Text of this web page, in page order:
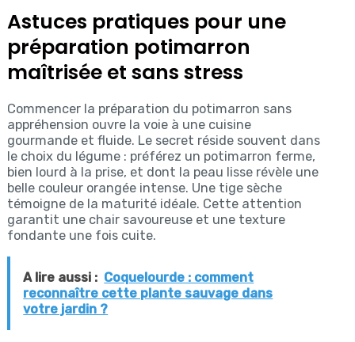
Astuces pratiques pour une
préparation potimarron
maîtrisée et sans stress
Commencer la préparation du potimarron sans
appréhension ouvre la voie à une cuisine
gourmande et fluide. Le secret réside souvent dans
le choix du légume : préférez un potimarron ferme,
bien lourd à la prise, et dont la peau lisse révèle une
belle couleur orangée intense. Une tige sèche
témoigne de la maturité idéale. Cette attention
garantit une chair savoureuse et une texture
fondante une fois cuite.
A lire aussi : Coquelourde : comment
reconnaître cette plante sauvage dans
votre jardin ?